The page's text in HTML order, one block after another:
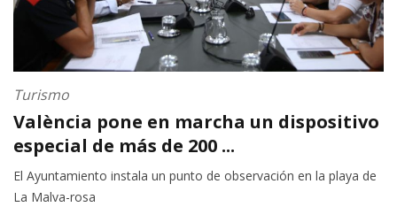
Turismo
València pone en marcha un dispositivo
especial de más de 200 ...
El Ayuntamiento instala un punto de observación en la playa de
La Malva-rosa